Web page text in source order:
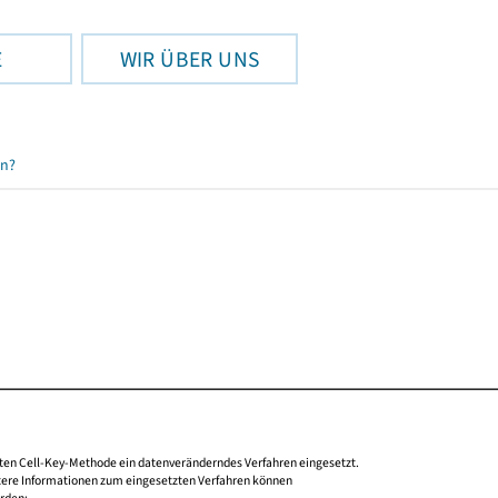
WIR ÜBER UNS
Cell-Key-Methode ein datenveränderndes Verfahren eingesetzt.
Informationen zum eingesetzten Verfahren können